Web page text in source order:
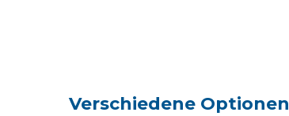
Verschiedene Optionen